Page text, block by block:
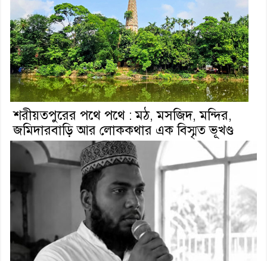
শরীয়তপুরের পথে পথে : মঠ, মসজিদ, মন্দির,
জমিদারবাড়ি আর লোককথার এক বিস্মৃত ভূখণ্ড